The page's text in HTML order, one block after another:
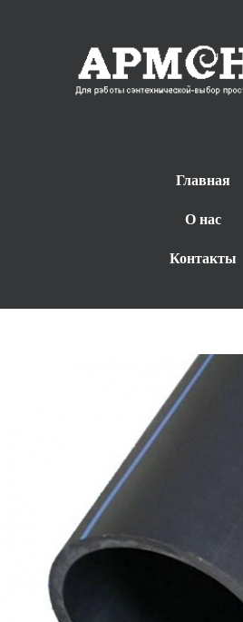
Главная
О нас
Контакты